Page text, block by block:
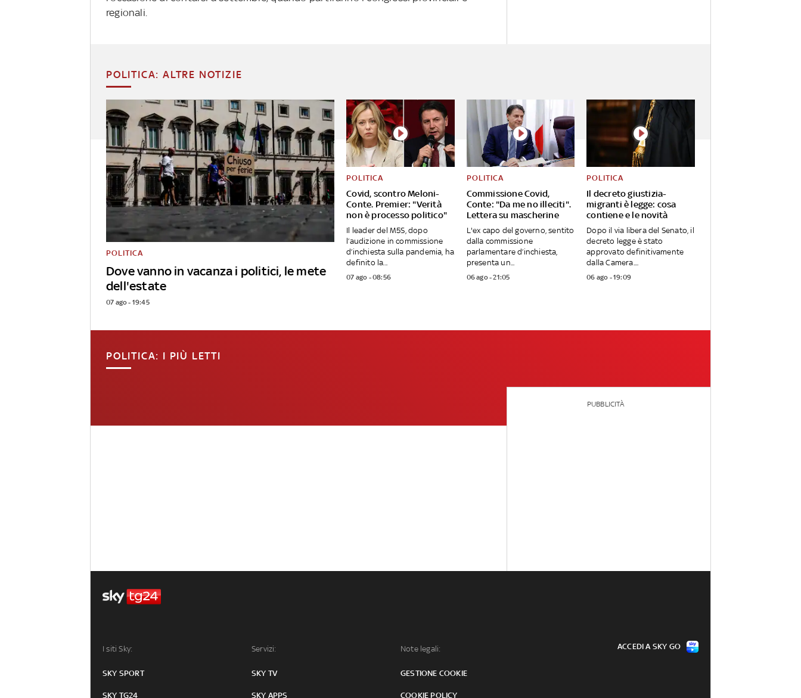
regionali.
POLITICA: ALTRE NOTIZIE
Dove vanno in vacanza i politici, le mete
dell'estate
POLITICA
07 ago - 19:45
Covid, scontro Meloni-
Conte. Premier: "Verità
non è processo politico"
POLITICA
Il leader del M5S, dopo
l’audizione in commissione
d’inchiesta sulla pandemia, ha
definito la...
07 ago - 08:56
Commissione Covid,
Conte: "Da me no illeciti".
Lettera su mascherine
POLITICA
L'ex capo del governo, sentito
dalla commissione
parlamentare d’inchiesta,
presenta un...
06 ago - 21:05
Il decreto giustizia-
migranti è legge: cosa
contiene e le novità
POLITICA
Dopo il via libera del Senato, il
decreto legge è stato
approvato definitivamente
dalla Camera....
06 ago - 19:09
POLITICA: I PIÙ LETTI
PUBBLICITÀ
I siti Sky:
SKY SPORT
SKY TG24
Servizi:
SKY TV
SKY APPS
Note legali:
GESTIONE COOKIE
COOKIE POLICY
ACCEDI A SKY GO